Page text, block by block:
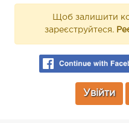
Щоб залишити
зареєструйтеся.
Увійти